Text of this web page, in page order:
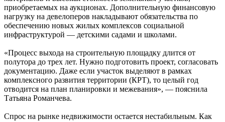
приобретаемых на аукционах. Дополнительную финансовую
нагрузку на девелоперов накладывают обязательства по
обеспечению новых жилых комплексов социальной
инфраструктурой — детскими садами и школами.
«Процесс выхода на строительную площадку длится от
полутора до трех лет. Нужно подготовить проект, согласовать
документацию. Даже если участок выделяют в рамках
комплексного развития территории (КРТ), то целый год
отводится на план планировки и межевания», — пояснила
Татьяна Романчева.
Спрос на рынке недвижимости остается нестабильным. Как